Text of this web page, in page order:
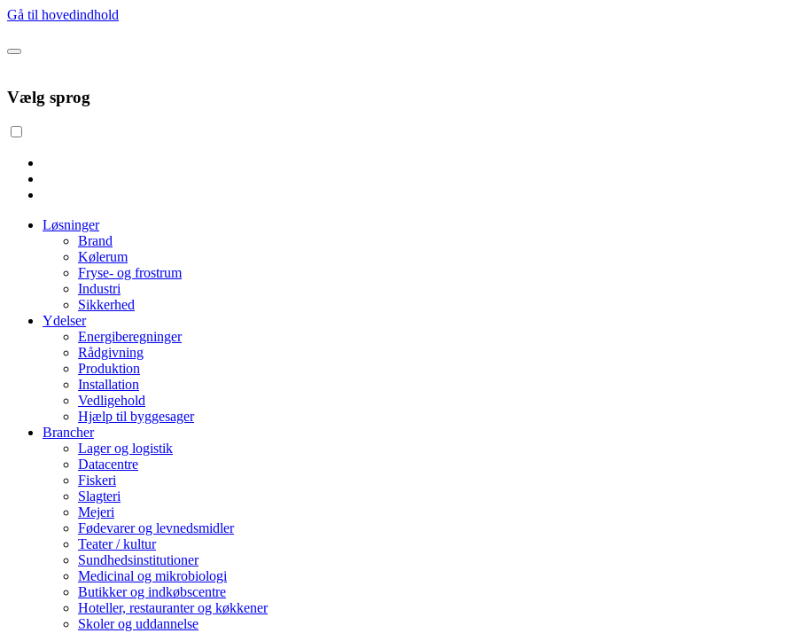
Gå til hovedindhold
Vælg sprog
Løsninger
Brand
Kølerum
Fryse- og frostrum
Industri
Sikkerhed
Ydelser
Energiberegninger
Rådgivning
Produktion
Installation
Vedligehold
Hjælp til byggesager
Brancher
Lager og logistik
Datacentre
Fiskeri
Slagteri
Mejeri
Fødevarer og levnedsmidler
Teater / kultur
Sundhedsinstitutioner
Medicinal og mikrobiologi
Butikker og indkøbscentre
Hoteller, restauranter og køkkener
Skoler og uddannelse